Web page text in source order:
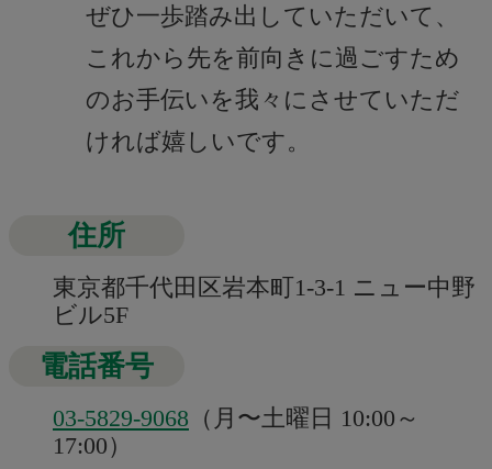
ぜひ一歩踏み出していただいて、
これから先を前向きに過ごすため
のお手伝いを我々にさせていただ
ければ嬉しいです。
住所
東京都千代田区岩本町1-3-1 ニュー中野
ビル5F
電話番号
03-5829-9068 （月〜土曜日 10:00～
17:00）